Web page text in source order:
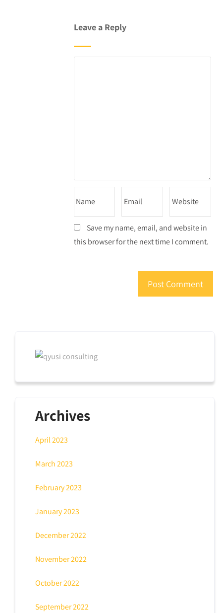
Leave a Reply
Save my name, email, and website in
this browser for the next time I comment.
Archives
April 2023
March 2023
February 2023
January 2023
December 2022
November 2022
October 2022
September 2022